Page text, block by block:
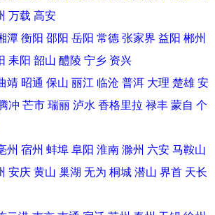
万载 高安
潭 衡阳 邵阳 岳阳 常德 张家界 益阳 郴州
耒阳 韶山 醴陵 宁乡 资兴
靖 昭通 保山 丽江 临沧 普洱 大理 楚雄 安
冲 芒市 瑞丽 泸水 香格里拉 禄丰 蒙自 个
州 宿州 蚌埠 阜阳 淮南 滁州 六安 马鞍山
安庆 黄山 巢湖 无为 桐城 潜山 界首 天长